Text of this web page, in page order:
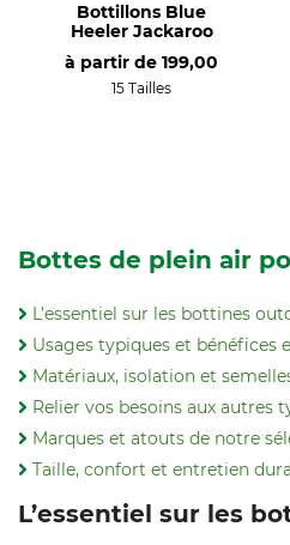
Bottillons Blue
Heeler Jackaroo
à partir de 199,00
15 Tailles
Bottes de plein air
L’essentiel sur les bottines
Usages typiques et bénéfices
Matériaux, isolation et
Relier vos besoins aux autres
Marques et atouts de notre
Taille, confort et entretien
L’essentiel sur les